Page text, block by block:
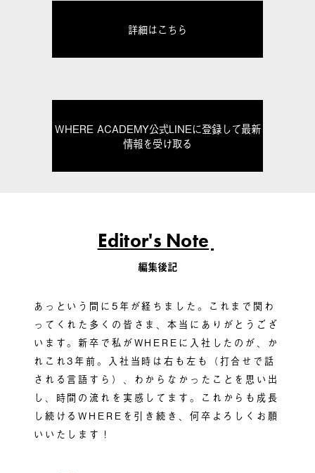
詳細はこちら
WHERE ACADEMY公式LINEに登録して最新
情報を受け取る
Editor's Note
編集後記
あっという間に5年が経ちました。これまで関わ
ってくれた多くの皆さま、本当にありがとうござ
います。新卒で私がWHEREに入社したのが、か
れこれ3年前。入社当時は右も左も（打合せで話
される言語すら）、わからなかったことを思い出
し、時間の流れを実感してます。これからも成長
し続けるWHEREを引き続き、何卒よろしくお願
いいたします！